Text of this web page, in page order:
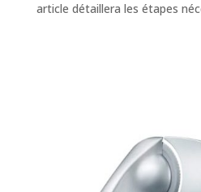
article détaillera les étapes